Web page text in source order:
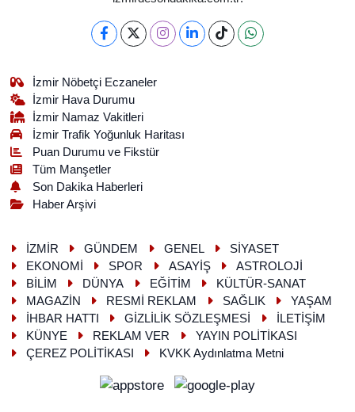
İzmir Nöbetçi Eczaneler
İzmir Hava Durumu
İzmir Namaz Vakitleri
İzmir Trafik Yoğunluk Haritası
Puan Durumu ve Fikstür
Tüm Manşetler
Son Dakika Haberleri
Haber Arşivi
İZMİR GÜNDEM GENEL
SİYASET
EKONOMİ
SPOR ASAYİŞ
ASTROLOJİ
BİLİM
DÜNYA EĞİTİM
KÜLTÜR-SANAT
MAGAZİN
RESMİ REKLAM SAĞLIK
YAŞAM
İHBAR HATTI
GİZLİLİK SÖZLEŞMESİ
İLETİŞİM
KÜNYE
REKLAM VER
YAYIN POLİTİKASI
ÇEREZ POLİTİKASI
KVKK Aydınlatma Metni